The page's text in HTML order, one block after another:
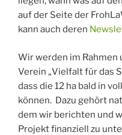
auf der Seite der
kann auch deren
Wir werden im
Verein „Vielfalt für das
dass die 12 ha bald in
können. Dazu gehört
dem wir berichten und
Projekt finanziell zu